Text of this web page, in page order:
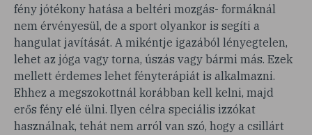
fény jótékony hatása a beltéri mozgás- formáknál
nem érvényesül, de a sport olyankor is segíti a
hangulat javítását. A mikéntje igazából lényegtelen,
lehet az jóga vagy torna, úszás vagy bármi más. Ezek
mellett érdemes lehet fényterápiát is alkalmazni.
Ehhez a megszokottnál korábban kell kelni, majd
erős fény elé ülni. Ilyen célra speciális izzókat
használnak, tehát nem arról van szó, hogy a csillárt